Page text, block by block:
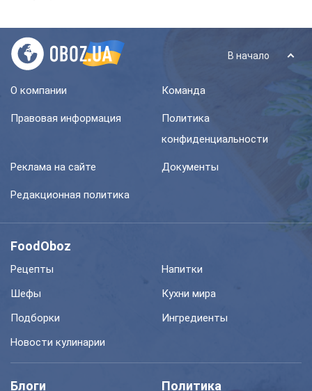
В начало
О компании Команда
Правовая информация
Политика
конфиденциальности
Реклама на сайте Документы
Редакционная политика
FoodOboz
Рецепты
Напитки
Шефы
Кухни мира
Подборки
Ингредиенты
Новости кулинарии
Блоги Политика